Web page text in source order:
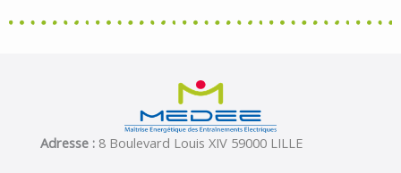
Adresse : 8 Boulevard Louis XIV 59000 LILLE